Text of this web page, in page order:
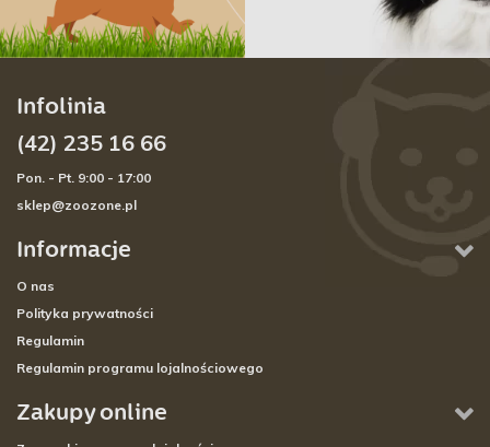
Informacje
O nas
Polityka prywatności
Regulamin
Regulamin programu lojalnościowego
Zakupy online
Infolinia
(42) 235 16 66
Pon. - Pt. 9:00 - 17:00
sklep@zoozone.pl